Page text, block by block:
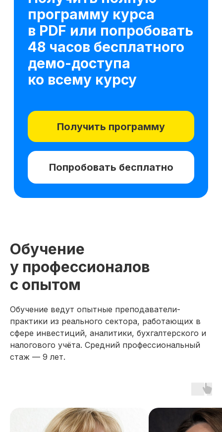
Обучение
у профессионалов
с опытом
Обучение ведут опытные преподаватели-
практики из реального сектора, работающих в
сфере инвестиций, аналитики, бухгалтерского и
налогового учёта. Средний профессиональный
стаж — 9 лет.